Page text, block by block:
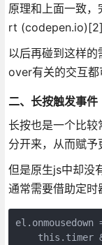
原理和上面一致
rt
以后再碰到这样
over有关的交互都
二、长按触发事件
长按也是一个比较
分开来，从而赋予
但是原生js中却没
通常需要借助定时
this.timer